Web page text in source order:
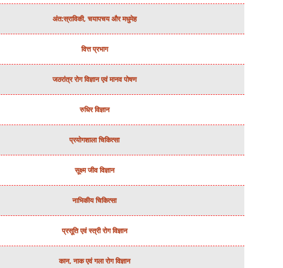
अंत:स्राविकी, चयापचय और मधुमेह
वित्त प्रभाग
जठरांत्र रोग विज्ञान एवं मानव पोषण
रुधिर विज्ञान
प्रयोगशाला चिकित्‍सा
सूक्ष्‍म जीव विज्ञान
नाभिकीय चिकित्‍सा
प्रसूति एवं स्‍त्री रोग विज्ञान
कान, नाक एवं गला रोग विज्ञान